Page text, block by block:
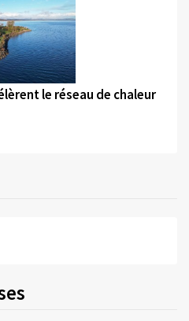
le réseau de chaleur